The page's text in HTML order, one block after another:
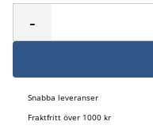
-
Snabba leveranser
Fraktfritt över 1000 kr